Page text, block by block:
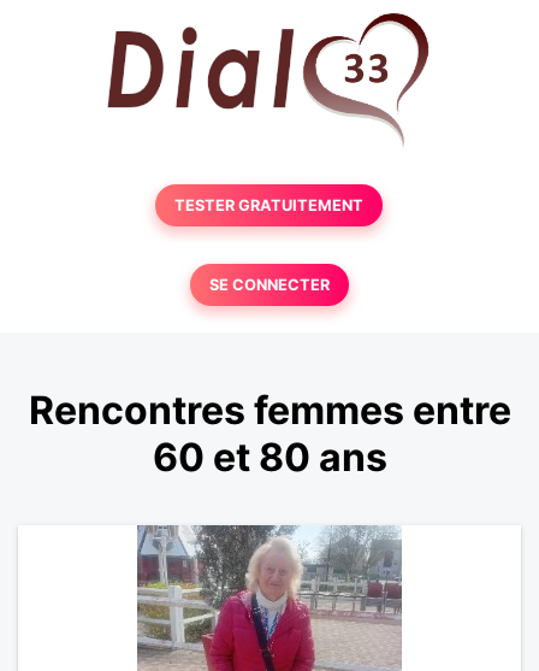
TESTER GRATUITEMENT
SE CONNECTER
Rencontres femmes entre
60 et 80 ans